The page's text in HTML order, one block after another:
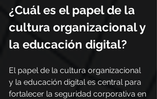
¿Cuál es el papel de la
cultura organizacional y
la educación digital?
El papel de la cultura organizacional
y la educación digital es central para
fortalecer la seguridad corporativa en